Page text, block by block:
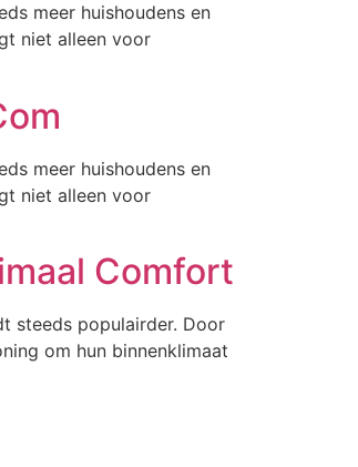
meer huishoudens en
niet alleen voor
meer huishoudens en
niet alleen voor
Comfort
steeds populairder. Door
om hun binnenklimaat